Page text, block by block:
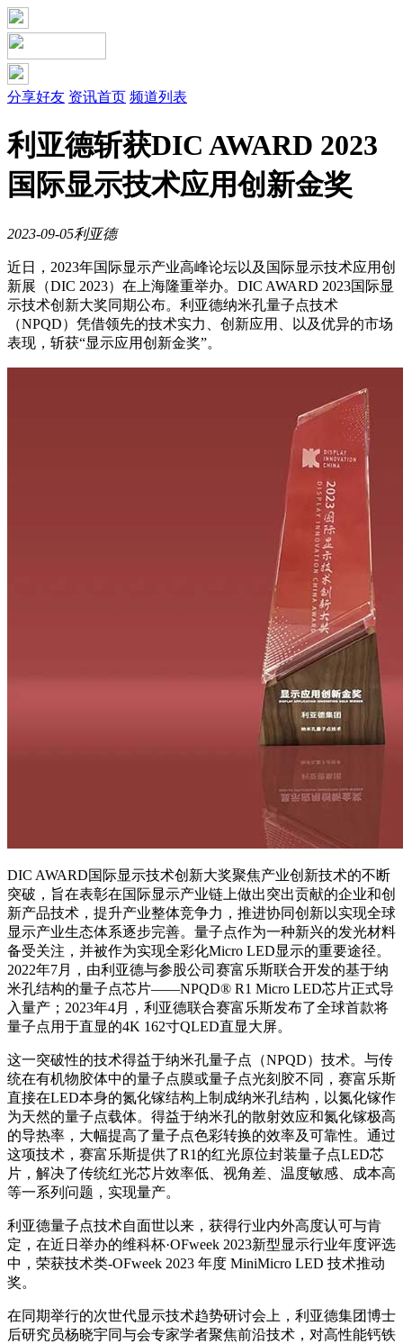
分享好友 资讯首页 频道列表
利亚德斩获DIC AWARD 2023
国际显示技术应用创新金奖
2023-09-05利亚德
近日，2023年国际显示产业高峰论坛以及国际显示技术应用创
新展（DIC 2023）在上海隆重举办。DIC AWARD 2023国际显
示技术创新大奖同期公布。利亚德纳米孔量子点技术
（NPQD）凭借领先的技术实力、创新应用、以及优异的市场
表现，斩获“显示应用创新金奖”。
DIC AWARD国际显示技术创新大奖聚焦产业创新技术的不断
突破，旨在表彰在国际显示产业链上做出突出贡献的企业和创
新产品技术，提升产业整体竞争力，推进协同创新以实现全球
显示产业生态体系逐步完善。量子点作为一种新兴的发光材料
备受关注，并被作为实现全彩化Micro LED显示的重要途径。
2022年7月，由利亚德与参股公司赛富乐斯联合开发的基于纳
米孔结构的量子点芯片——NPQD® R1 Micro LED芯片正式导
入量产；2023年4月，利亚德联合赛富乐斯发布了全球首款将
量子点用于直显的4K 162寸QLED直显大屏。
这一突破性的技术得益于纳米孔量子点（NPQD）技术。与传
统在有机物胶体中的量子点膜或量子点光刻胶不同，赛富乐斯
直接在LED本身的氮化镓结构上制成纳米孔结构，以氮化镓作
为天然的量子点载体。得益于纳米孔的散射效应和氮化镓极高
的导热率，大幅提高了量子点色彩转换的效率及可靠性。通过
这项技术，赛富乐斯提供了R1的红光原位封装量子点LED芯
片，解决了传统红光芯片效率低、视角差、温度敏感、成本高
等一系列问题，实现量产。
利亚德量子点技术自面世以来，获得行业内外高度认可与肯
定，在近日举办的维科杯·OFweek 2023新型显示行业年度评选
中，荣获技术类-OFweek 2023 年度 MiniMicro LED 技术推动
奖。
在同期举行的次世代显示技术趋势研讨会上，利亚德集团博士
后研究员杨晓宇同与会专家学者聚焦前沿技术，对高性能钙铁